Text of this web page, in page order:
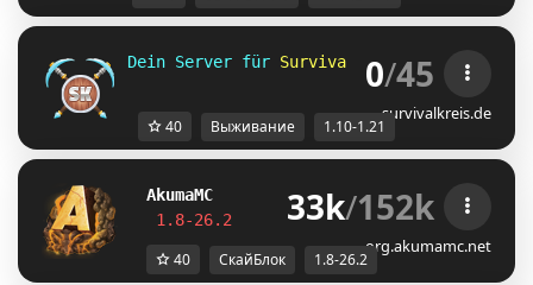
Dein Server für Survival und Skyblock
0/45
survivalkreis.de
40 Выживание 1.10-1.21
AkumaMC SKY B OCK JUS T E
1.8-26.2 Join Now ┃ discord.gg/
33k/152k
org.akumamc.net
40 СкайБлок 1.8-26.2